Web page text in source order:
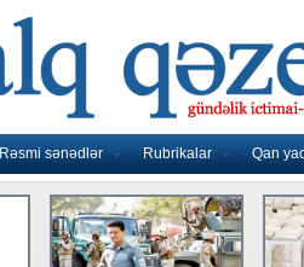
Rəsmi sənədlər Rubrikalar Qan